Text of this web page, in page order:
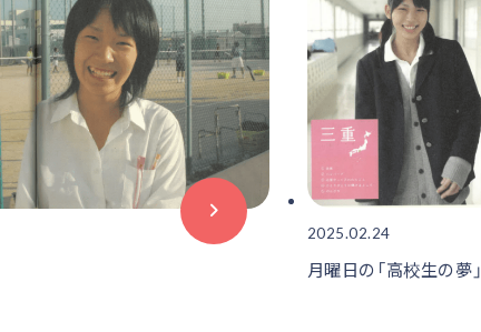
2025.02.24
月曜日の「高校生の夢」